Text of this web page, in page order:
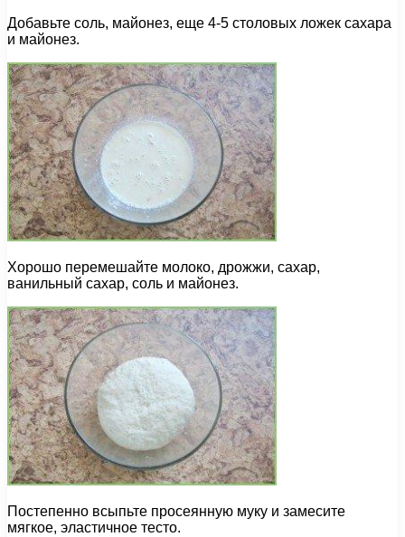
Добавьте соль, майонез, еще 4-5 столовых ложек сахара
и майонез.
Хорошо перемешайте молоко, дрожжи, сахар,
ванильный сахар, соль и майонез.
Постепенно всыпьте просеянную муку и замесите
мягкое, эластичное тесто.